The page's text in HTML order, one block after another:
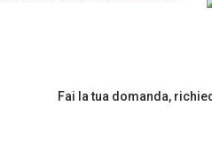
Fai la tua domanda,